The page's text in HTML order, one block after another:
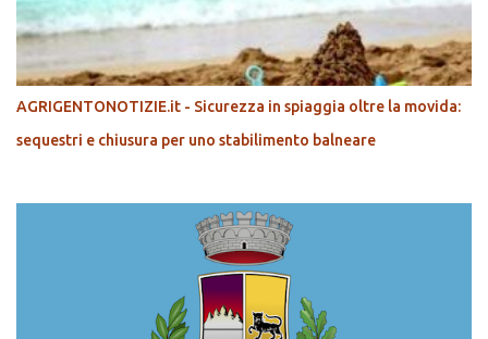
AGRIGENTONOTIZIE.it - Sicurezza in spiaggia oltre la movida:
sequestri e chiusura per uno stabilimento balneare